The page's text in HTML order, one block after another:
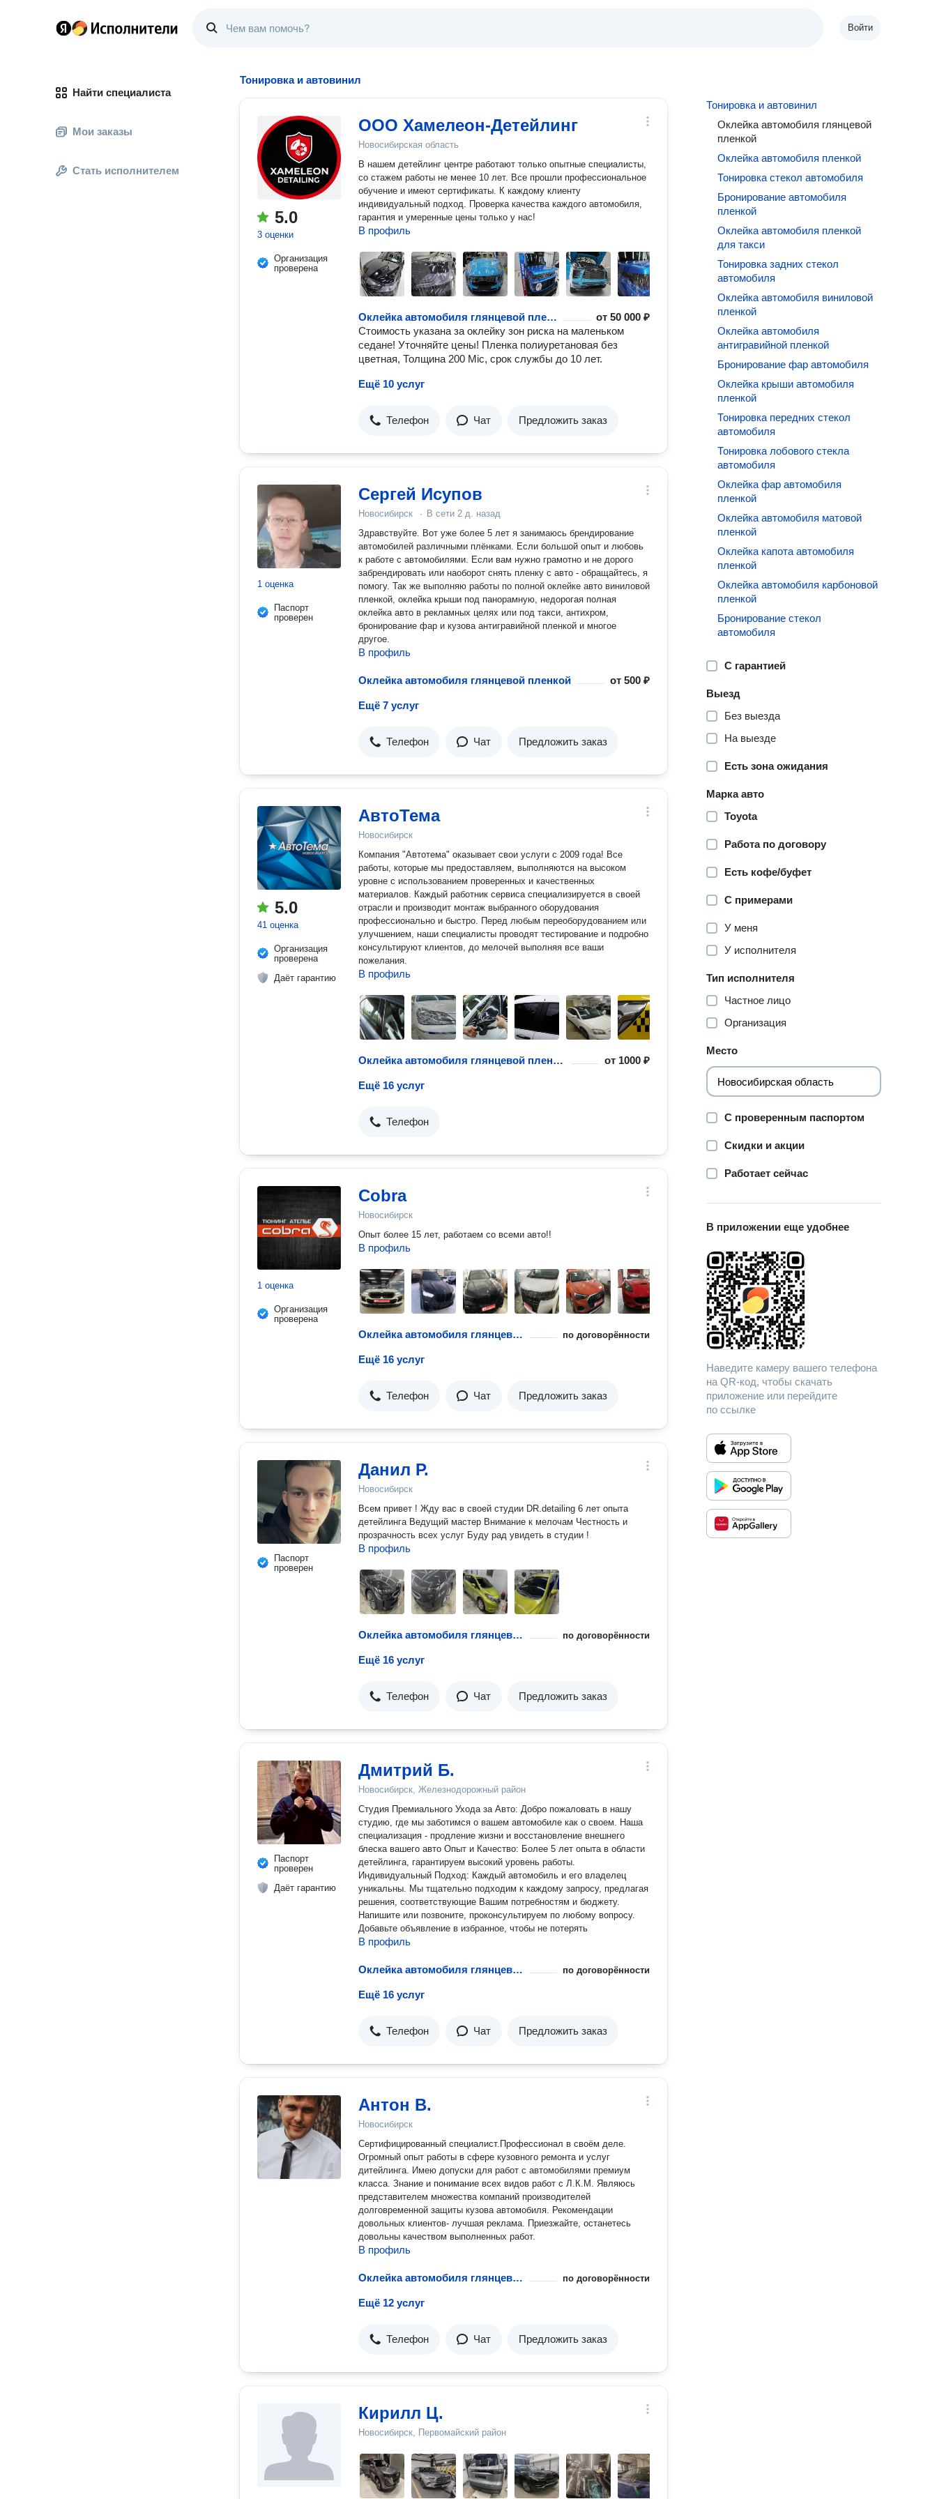
Войти
Найти специалиста
Мои заказы
Стать исполнителем
Тонировка и автовинил
5.0
3 оценки
Организация
проверена
ООО Хамелеон-Детейлинг
Новосибирская область
В нашем детейлинг центре работают только опытные специалисты,
со стажем работы не менее 10 лет. Все прошли профессиональное
обучение и имеют сертификаты. К каждому клиенту
индивидуальный подход. Проверка качества каждого автомобиля,
гарантия и умеренные цены только у нас!
В профиль
Оклейка автомобиля глянцевой пленкой от50 000 ₽
Стоимость указана за оклейку зон риска на маленьком
седане! Уточняйте цены! Пленка полиуретановая без
цветная, Толщина 200 Mic, срок службы до 10 лет.
Ещё 10 услуг
Телефон Чат Предложить заказ
1 оценка
Паспорт
проверен
Сергей Исупов
Новосибирск · В сети 2 д. назад
Здравствуйте. Вот уже более 5 лет я занимаюсь брендирование
автомобилей различными плёнками. Если большой опыт и любовь
к работе с автомобилями. Если вам нужно грамотно и не дорого
забрендировать или наоборот снять пленку с авто - обращайтесь, я
помогу. Так же выполняю работы по полной оклейке авто виниловой
пленкой, оклейка крыши под панорамную, недорогая полная
оклейка авто в рекламных целях или под такси, антихром,
бронирование фар и кузова антигравийной пленкой и многое
другое.
В профиль
Оклейка автомобиля глянцевой пленкой от500 ₽
Ещё 7 услуг
Телефон Чат Предложить заказ
5.0
41 оценка
Организация
проверена
Даёт гарантию
АвтоТема
Новосибирск
Компания "Автотема" оказывает свои услуги с 2009 года! Все
работы, которые мы предоставляем, выполняются на высоком
уровне с использованием проверенных и качественных
материалов. Каждый работник сервиса специализируется в своей
отрасли и производит монтаж выбранного оборудования
профессионально и быстро. Перед любым переоборудованием или
улучшением, наши специалисты проводят тестирование и подробно
консультируют клиентов, до мелочей выполняя все ваши
пожелания.
В профиль
Оклейка автомобиля глянцевой пленкой от 1000 ₽
Ещё 16 услуг
Телефон
1 оценка
Организация
проверена
Cobra
Новосибирск
Опыт более 15 лет, работаем со всеми авто!!
В профиль
Оклейка автомобиля глянцевой пленкой по договорённости
Ещё 16 услуг
Телефон Чат Предложить заказ
Паспорт
проверен
Данил Р.
Новосибирск
Всем привет ! Жду вас в своей студии DR.detailing 6 лет опыта
детейлинга Ведущий мастер Внимание к мелочам Честность и
прозрачность всех услуг Буду рад увидеть в студии !
В профиль
Оклейка автомобиля глянцевой пленкой по договорённости
Ещё 16 услуг
Телефон Чат Предложить заказ
Паспорт
проверен
Даёт гарантию
Дмитрий Б.
Новосибирск, Железнодорожный район
Студия Премиального Ухода за Авто: Добро пожаловать в нашу
студию, где мы заботимся о вашем автомобиле как о своем. Наша
специализация - продление жизни и восстановление внешнего
блеска вашего авто Опыт и Качество: Более 5 лет опыта в области
детейлинга, гарантируем высокий уровень работы.
Индивидуальный Подход: Каждый автомобиль и его владелец
уникальны. Мы тщательно подходим к каждому запросу, предлагая
решения, соответствующие Вашим потребностям и бюджету.
Напишите или позвоните, проконсультируем по любому вопросу.
Добавьте объявление в избранное, чтобы не потерять
В профиль
Оклейка автомобиля глянцевой пленкой по договорённости
Ещё 16 услуг
Телефон Чат Предложить заказ
Антон В.
Новосибирск
Сертифицированный специалист.Профессионал в своём деле.
Огромный опыт работы в сфере кузовного ремонта и услуг
дитейлинга. Имею допуски для работ с автомобилями премиум
класса. Знание и понимание всех видов работ с Л.К.М. Являюсь
представителем множества компаний производителей
долговременной защиты кузова автомобиля. Рекомендации
довольных клиентов- лучшая реклама. Приезжайте, останетесь
довольны качеством выполненных работ.
В профиль
Оклейка автомобиля глянцевой пленкой по договорённости
Ещё 12 услуг
Телефон Чат Предложить заказ
Кирилл Ц.
Новосибирск, Первомайский район
Тонировка и автовинил
Оклейка автомобиля глянцевой
пленкой
Оклейка автомобиля пленкой
Тонировка стекол автомобиля
Бронирование автомобиля
пленкой
Оклейка автомобиля пленкой
для такси
Тонировка задних стекол
автомобиля
Оклейка автомобиля виниловой
пленкой
Оклейка автомобиля
антигравийной пленкой
Бронирование фар автомобиля
Оклейка крыши автомобиля
пленкой
Тонировка передних стекол
автомобиля
Тонировка лобового стекла
автомобиля
Оклейка фар автомобиля
пленкой
Оклейка автомобиля матовой
пленкой
Оклейка капота автомобиля
пленкой
Оклейка автомобиля карбоновой
пленкой
Бронирование стекол
автомобиля
С гарантией
Выезд
Без выезда
На выезде
Есть зона ожидания
Марка авто
Toyota
Работа по договору
Есть кофе/буфет
С примерами
У меня
У исполнителя
Тип исполнителя
Частное лицо
Организация
Место
С проверенным паспортом
Скидки и акции
Работает сейчас
В приложении еще удобнее
Наведите камеру вашего телефона
на QR-код, чтобы скачать
приложение или перейдите
по ссылке